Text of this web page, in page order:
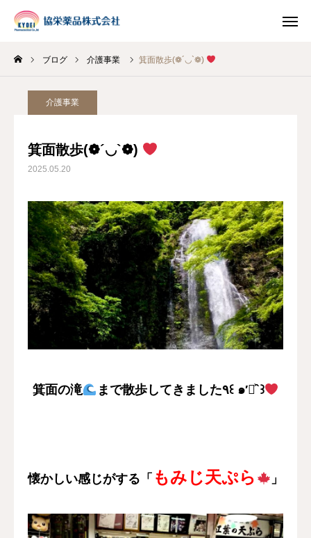
ブログ 介護事業 箕面散歩(❁´◡`❁)
介護事業
箕面散歩(❁´◡`❁)
2025.05.20
箕面の滝 まで散歩してきました٩꒰ ๑′◡͐`꒱
懐かしい感じがする「 もみじ天ぷら 」
INSTAGRAM
HOME
事業案内
ブログ
お知らせ